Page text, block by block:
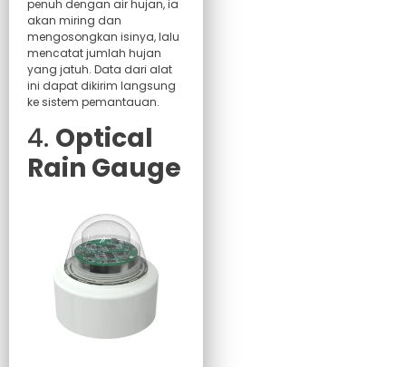
penuh dengan air hujan, ia
akan miring dan
mengosongkan isinya, lalu
mencatat jumlah hujan
yang jatuh. Data dari alat
ini dapat dikirim langsung
ke sistem pemantauan.
4. Optical
Rain Gauge